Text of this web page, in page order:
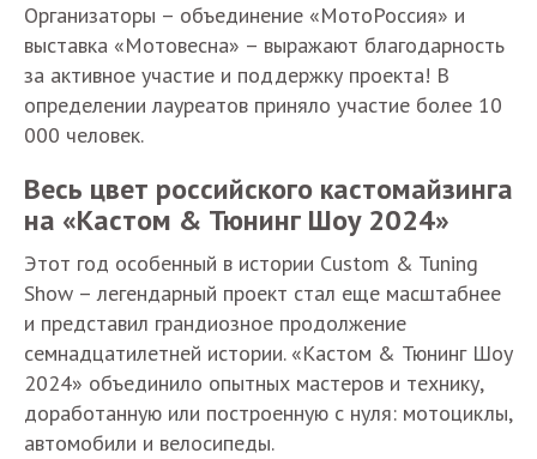
Организаторы – объединение «МотоРоссия» и
выставка «Мотовесна» – выражают благодарность
за активное участие и поддержку проекта! В
определении лауреатов приняло участие более 10
000 человек.
Весь цвет российского кастомайзинга
на «Кастом & Тюнинг Шоу 2024»
Этот год особенный в истории Custom & Tuning
Show – легендарный проект стал еще масштабнее
и представил грандиозное продолжение
семнадцатилетней истории. «Кастом & Тюнинг Шоу
2024» объединило опытных мастеров и технику,
доработанную или построенную с нуля: мотоциклы,
автомобили и велосипеды.